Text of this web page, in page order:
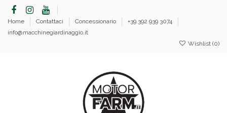
Home Contattaci Concessionario
+39 392 939 3074
info@macchinegiardinaggio.it
Wishlist (0)